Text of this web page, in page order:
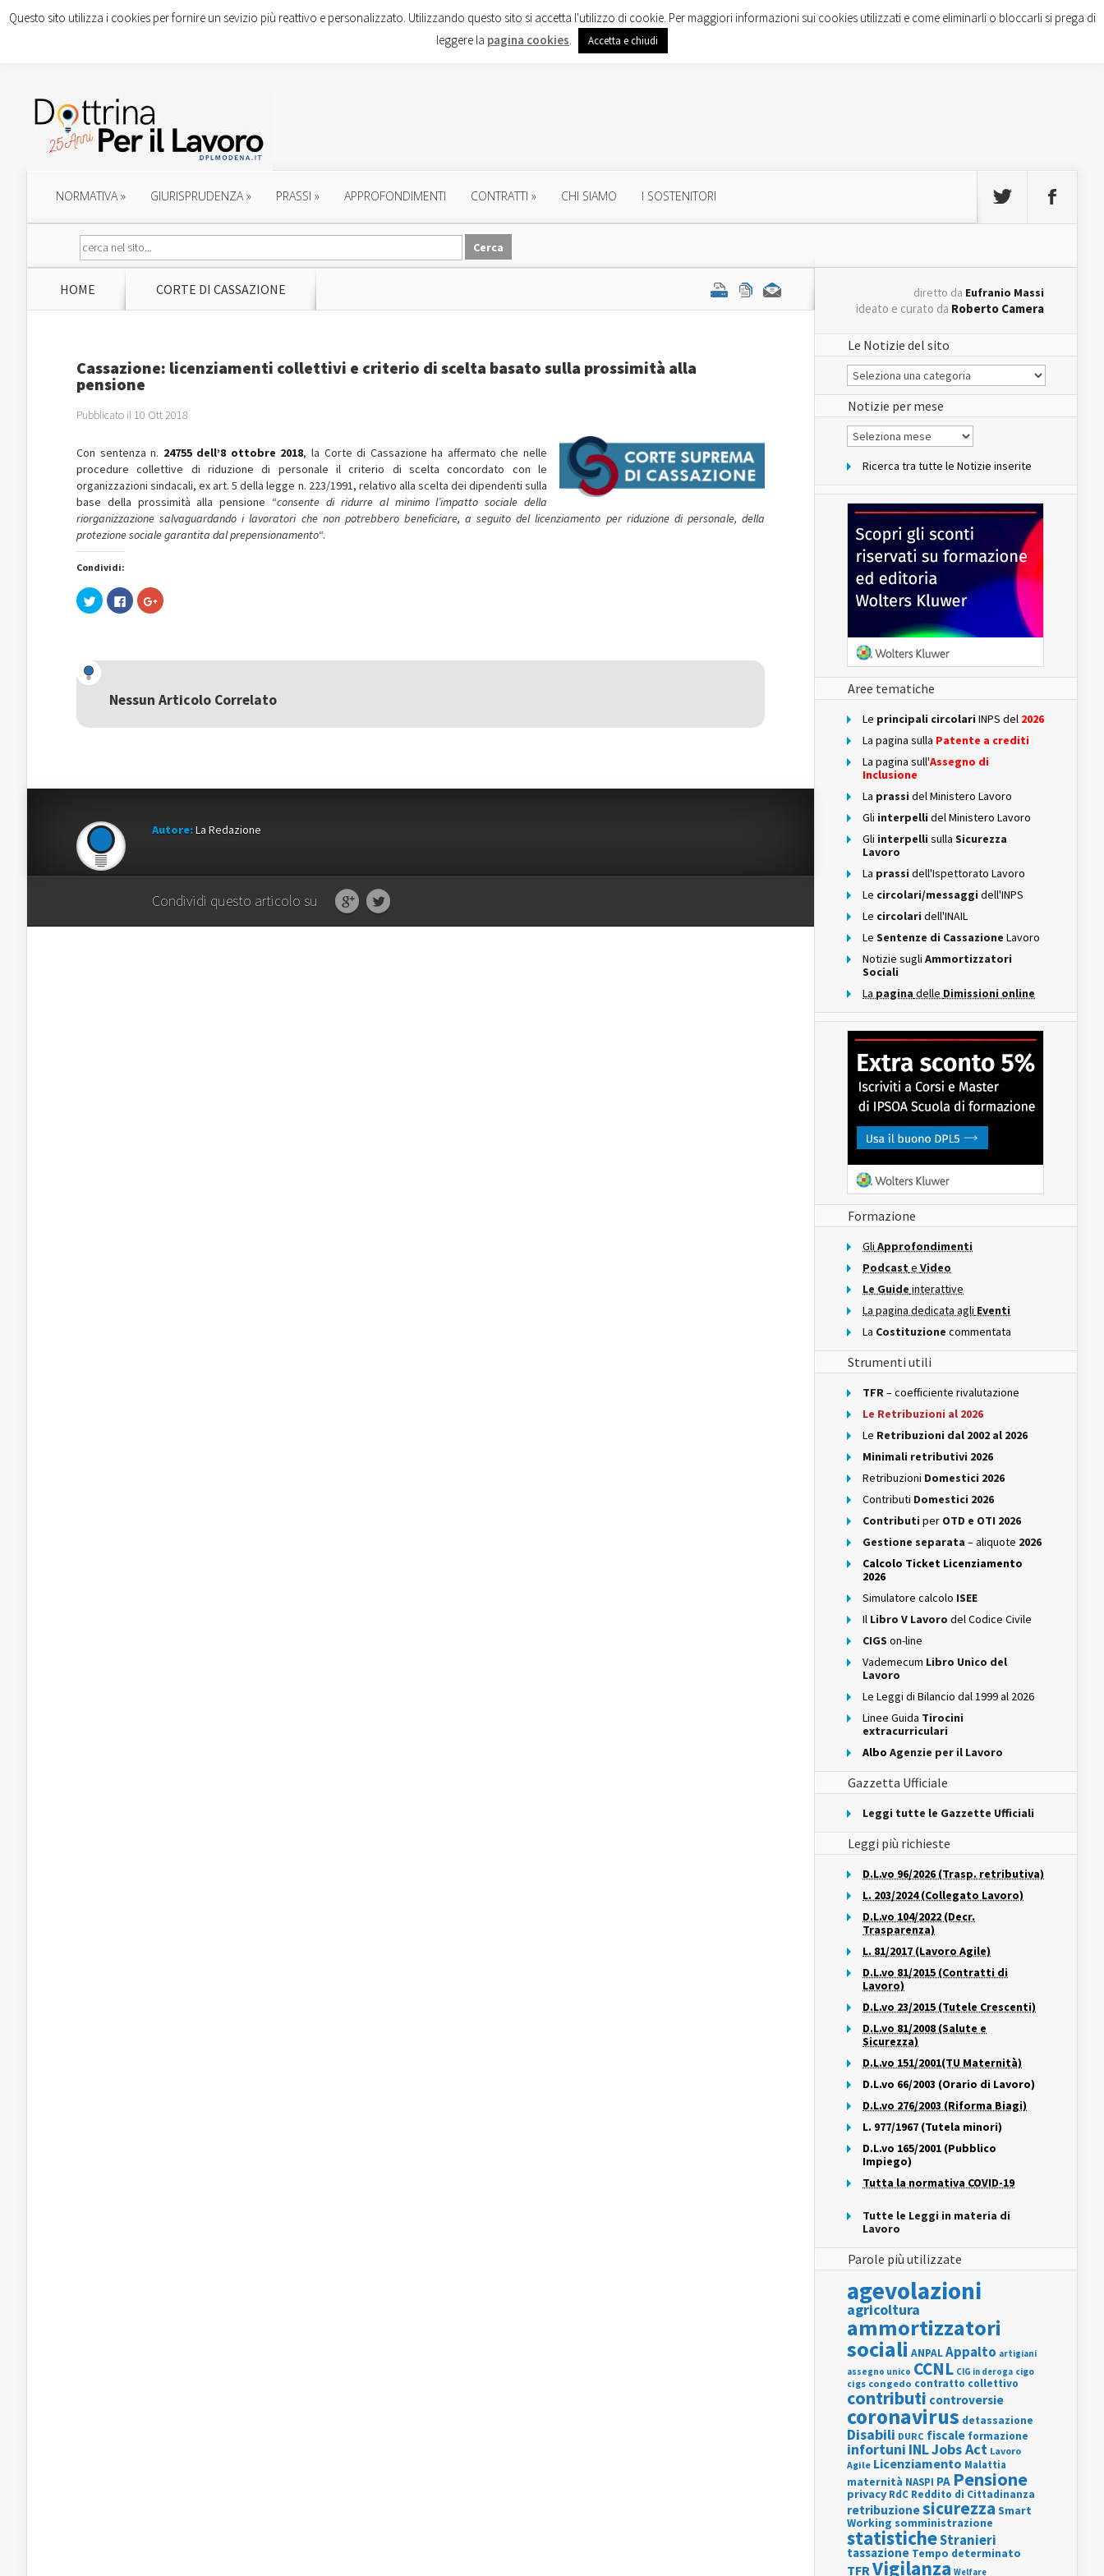
NORMATIVA» GIURISPRUDENZA» PRASSI » APPROFONDIMENTI CONTRATTI » CHI SIAMO I SOSTENITORI
HOME CORTE DI CASSAZIONE
Cassazione: licenziamenti collettivi e criterio di scelta basato sulla prossimità alla
pensione
Pubblicato il 10 Ott 2018
Con sentenza n. 24755 dell’8 ottobre 2018, la Corte di Cassazione ha affermato che nelle
procedure collettive di riduzione di personale il criterio di scelta concordato con le
organizzazioni sindacali, ex art. 5 della legge n. 223/1991, relativo alla scelta dei dipendenti sulla
base della prossimità alla pensione “consente di ridurre al minimo l’impatto sociale della
riorganizzazione salvaguardando i lavoratori che non potrebbero beneficiare, a seguito del licenziamento per riduzione di personale, della
protezione sociale garantita dal prepensionamento“.
Condividi:
Fai
clic
(Si
apre
una
nuova
Fai
clic
nuova
finestra)
Fai
clic
una
nuova
Nessun Articolo Correlato
Autore:La Redazione
Condividi questo articolo su
diretto da Eufranio Massi
ideato e curato da Roberto Camera
Le Notizie del sito
Le
Notizie
del
sito
Notizie per mese
Notizie
per
Ricerca tra tutte le Notizie inserite
Aree tematiche
Le principali circolari INPS del 2026
La pagina sulla Patente a crediti
La pagina sull'Assegno di
Inclusione
La prassi del Ministero Lavoro
Gli interpelli del Ministero Lavoro
Gli interpelli sulla Sicurezza
Lavoro
La prassi dell'Ispettorato Lavoro
Le circolari/messaggi dell'INPS
Le circolari dell'INAIL
Le Sentenze di Cassazione Lavoro
Notizie sugli Ammortizzatori
Sociali
La pagina delle Dimissioni online
Formazione
Gli Approfondimenti
Podcast e Video
Le Guide interattive
La pagina dedicata agli Eventi
La Costituzione commentata
Strumenti utili
TFR– coefficiente rivalutazione
Le Retribuzioni al 2026
Le Retribuzioni dal 2002 al 2026
Minimali retributivi 2026
Retribuzioni Domestici 2026
Contributi Domestici 2026
Contributi per OTD e OTI 2026
Gestione separata – aliquote 2026
Calcolo Ticket Licenziamento
2026
Simulatore calcolo ISEE
Il Libro V Lavoro del Codice Civile
CIGS on-line
Vademecum Libro Unico del
Lavoro
Le Leggi di Bilancio dal 1999 al 2026
Linee Guida Tirocini
extracurriculari
Albo Agenzie per il Lavoro
Gazzetta Ufficiale
Leggi tutte le Gazzette Ufficiali
Leggi più richieste
D.L.vo 96/2026 (Trasp. retributiva)
L. 203/2024 (Collegato Lavoro)
D.L.vo 104/2022 (Decr.
Trasparenza)
L. 81/2017 (Lavoro Agile)
D.L.vo 81/2015 (Contratti di
Lavoro)
D.L.vo 23/2015 (Tutele Crescenti)
D.L.vo 81/2008 (Salute e
Sicurezza)
D.L.vo 151/2001(TU Maternità)
D.L.vo 66/2003 (Orario di Lavoro)
D.L.vo 276/2003 (Riforma Biagi)
L. 977/1967 (Tutela minori)
D.L.vo 165/2001 (Pubblico
Impiego)
Tutta la normativa COVID-19
Tutte le Leggi in materia di
Lavoro
Parole più utilizzate
agevolazioni
agricoltura
ammortizzatori
sociali ANPALAppalto artigiani
assegno unico CCNL CIG in deroga cigo
cigs congedo contratto collettivo
contributi controversie
coronavirus detassazione
Disabili DURC fiscale formazione
infortuni INLJobs Act Lavoro
Agile Licenziamento Malattia
maternità NASPI PA Pensione
privacy RdC Reddito di Cittadinanza
retribuzionesicurezza Smart
Working somministrazione
statisticheStranieri
tassazione Tempo determinato
TFRVigilanza Welfare
Questo sito utilizza i cookies per fornire un sevizio più reattivo e personalizzato. Utilizzando questo sito si accetta l'utilizzo di cookie. Per maggiori informazioni sui cookies utilizzati e come eliminarli o bloccarli si prega di
leggere la pagina cookies. Accetta e chiudi